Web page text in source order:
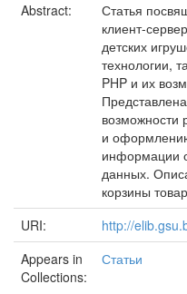
Abstract:
Статья
клиент-
детских
технологии,
PHP и их
возможности
и
информации
данных.
корзины
URI:
http://
Appears in
Collections:
Статьи